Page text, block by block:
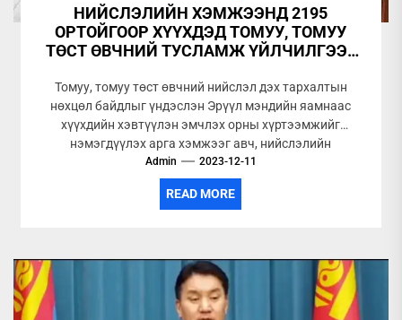
НИЙСЛЭЛИЙН ХЭМЖЭЭНД 2195
ОРТОЙГООР ХҮҮХДЭД ТОМУУ, ТОМУУ
ТӨСТ ӨВЧНИЙ ТУСЛАМЖ ҮЙЛЧИЛГЭЭГ
Томуу, томуу төст өвчний нийслэл дэх тархалтын
нөхцөл байдлыг үндэслэн Эрүүл мэндийн яамнаас
хүүхдийн хэвтүүлэн эмчлэх орны хүртээмжийг
нэмэгдүүлэх арга хэмжээг авч, нийслэлийн
хэмжээнд дүүргүүдийн...
Admin 2023-12-11
READ MORE